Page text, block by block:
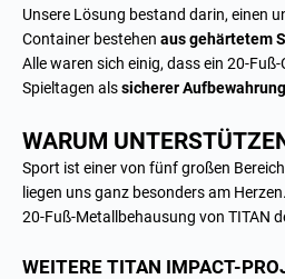
Unsere Lösung bestand darin, einen
Container bestehen aus gehärtetem
Alle waren sich einig, dass ein 20-
Spieltagen alssicherer
WARUM
Sport ist einer von fünf großen
liegen uns ganz besonders am
20-Fuß-Metallbehausung von TITAN
WEITERE TITAN IMPACT-